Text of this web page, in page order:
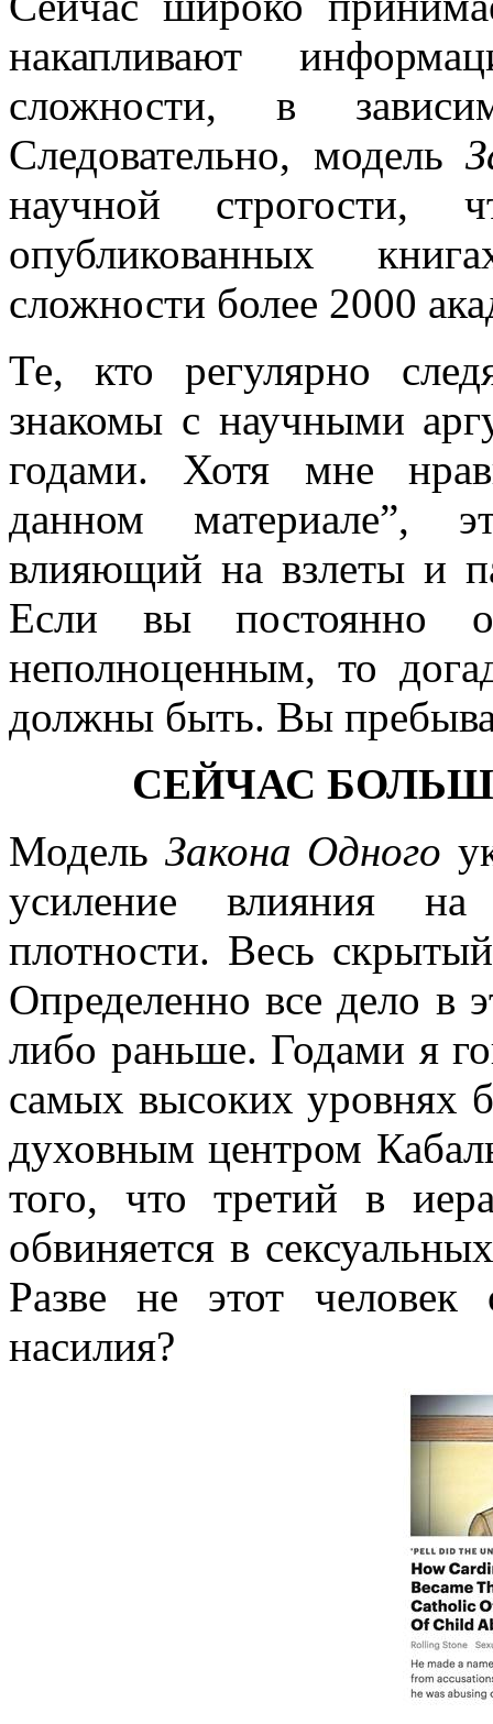
накапливают
сложности, в
Следовательно, модель
научной
опубликованных
сложности более 2000
Те, кто регулярно
знакомы с научными
годами. Хотя мне
данном материале”,
влияющий на взлеты и
Если вы постоянно
неполноценным, то
должны быть. Вы
СЕЙЧАС
Модель Закона Одного
усиление влияния
плотности. Весь
Определенно все дело в
либо раньше. Годами я
самых высоких уровнях
духовным центром
того, что третий в
обвиняется в
Разве не этот человек
насилия?